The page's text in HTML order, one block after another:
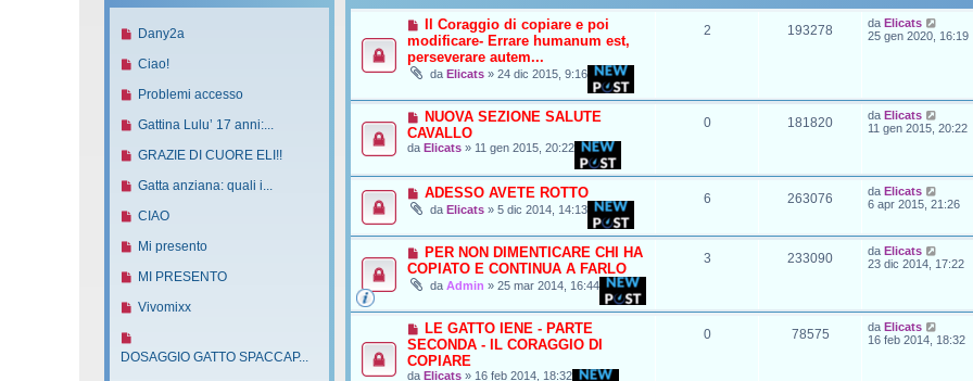
Il Coraggio di copiare e poi
modificare- Errare humanum est,
perseverare autem...
da Elicats » 24 dic 2015, 9:16
2 193278 da Elicats
25 gen 2020, 16:19
NUOVA SEZIONE SALUTE
CAVALLO
da Elicats » 11 gen 2015, 20:22
0 181820 da Elicats
11 gen 2015, 20:22
ADESSO AVETE ROTTO
da Elicats » 5 dic 2014, 14:13
6 263076 da Elicats
6 apr 2015, 21:26
PER NON DIMENTICARE CHI HA
COPIATO E CONTINUA A FARLO
da Admin » 25 mar 2014, 16:44
3 233090 da Elicats
23 dic 2014, 17:22
LE GATTO IENE - PARTE
SECONDA - IL CORAGGIO DI
COPIARE
da Elicats » 16 feb 2014, 18:32
0 78575 da Elicats
16 feb 2014, 18:32
N
o
v
m
e
s
a
g
Dany2a
N
o
v
m
e
s
a
g
Ciao!
N
o
v
m
e
s
a
g
Problemi accesso
N
o
v
m
e
s
a
i
Gattina Lulu’ 17 anni:...
N
o
v
m
e
s
g
GRAZIE DI CUORE ELI!!
N
o
v
m
e
a
Gatta anziana: quali i...
N
o
v
m
s
CIAO
N
o
v
e
Mi presento
N
o
o
MI PRESENTO
N
v
Vivomixx
u
DOSAGGIO GATTO SPACCAP...